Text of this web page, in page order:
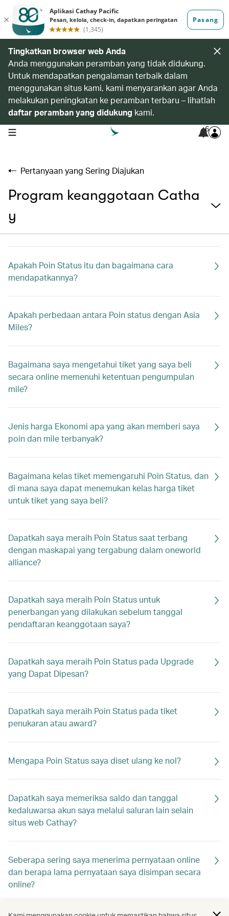
Tingkatkan browser web Anda
Anda menggunakan peramban yang tidak didukung.
Untuk mendapatkan pengalaman terbaik dalam
menggunakan situs kami, kami menyarankan agar Anda
melakukan peningkatan ke peramban terbaru – lihatlah
daftar peramban yang didukung kami.
open navigation menu 6
Pertanyaan yang Sering Diajukan
Program keanggotaan Catha
y
Apakah Poin Status itu dan bagaimana cara
mendapatkannya?
Apakah perbedaan antara Poin status dengan Asia
Miles?
Bagaimana saya mengetahui tiket yang saya beli
secara online memenuhi ketentuan pengumpulan
mile?
Jenis harga Ekonomi apa yang akan memberi saya
poin dan mile terbanyak?
Bagaimana kelas tiket memengaruhi Poin Status, dan
di mana saya dapat menemukan kelas harga tiket
untuk tiket yang saya beli?
Dapatkah saya meraih Poin Status saat terbang
dengan maskapai yang tergabung dalam oneworld
alliance?
Dapatkah saya meraih Poin Status untuk
penerbangan yang dilakukan sebelum tanggal
pendaftaran keanggotaan saya?
Dapatkah saya meraih Poin Status pada Upgrade
yang Dapat Dipesan?
Dapatkah saya meraih Poin Status pada tiket
penukaran atau award?
Mengapa Poin Status saya diset ulang ke nol?
Dapatkah saya memeriksa saldo dan tanggal
kedaluwarsa akun saya melalui saluran lain selain
situs web Cathay?
Seberapa sering saya menerima pernyataan online
dan berapa lama pernyataan saya disimpan secara
online?